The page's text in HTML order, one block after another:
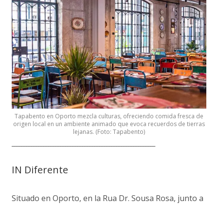
Tapabento en Oporto mezcla culturas, ofreciendo comida fresca de
origen local en un ambiente animado que evoca recuerdos de tierras
lejanas. (Foto: Tapabento)
IN Diferente
Situado en Oporto, en la Rua Dr. Sousa Rosa, junto a